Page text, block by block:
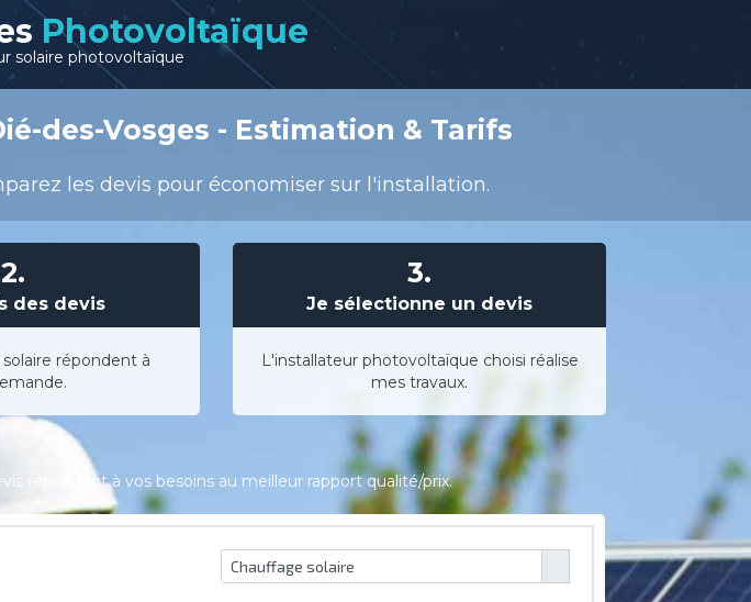
Photovoltaïque
solaire photovoltaïque
des-Vosges - Estimation & Tarifs
les devis pour économiser sur l'installation.
2.
des devis
répondent à
3.
Je sélectionne un devis
L'installateur photovoltaïque choisi réalise
mes travaux.
répondant à vos besoins au meilleur rapport qualité/prix.